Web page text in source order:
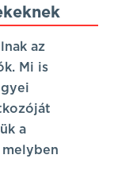
az
Mi is
a